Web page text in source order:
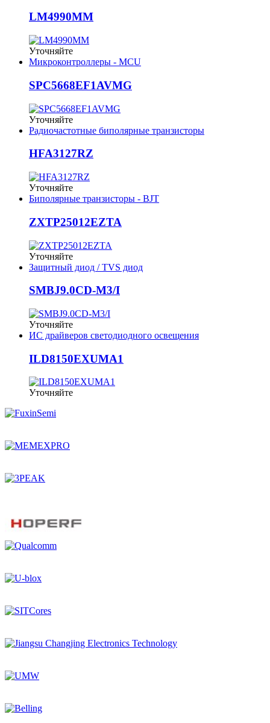
LM4990MM
Уточняйте
Микроконтроллеры - MCU
SPC5668EF1AVMG
Уточняйте
Радиочастотные биполярные транзисторы
HFA3127RZ
Уточняйте
Биполярные транзисторы - BJT
ZXTP25012EZTA
Уточняйте
Защитный диод / TVS диод
SMBJ9.0CD-M3/I
Уточняйте
ИС драйверов светодиодного освещения
ILD8150EXUMA1
Уточняйте